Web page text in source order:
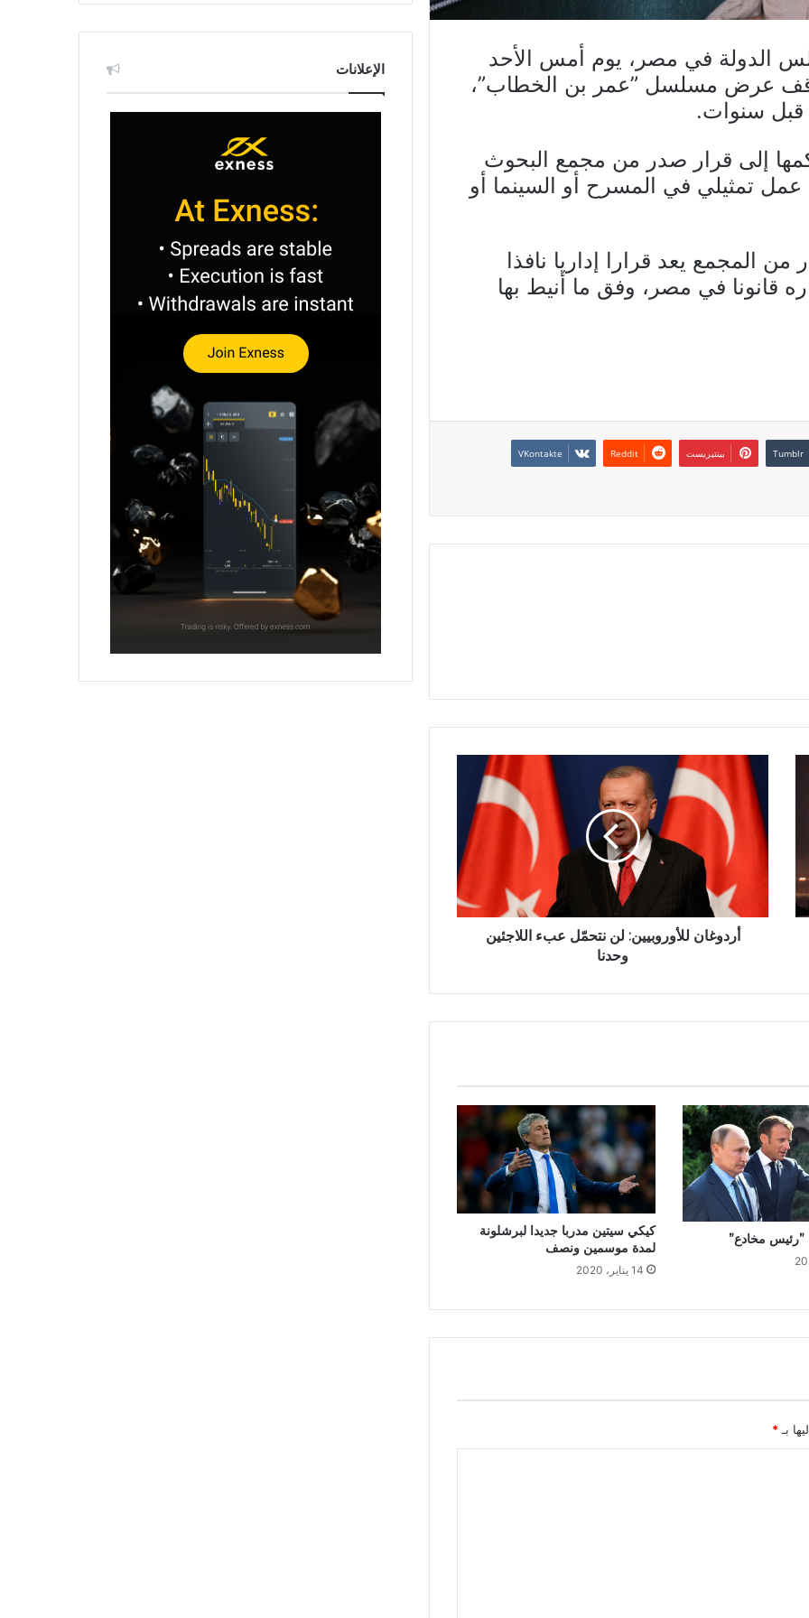
الدولة في مصر، يوم أمس الأحد
دعوى وقف عرض مسلسل ”عمر بن الخطاب”،
قبل سنوات.
إلى قرار صدر من مجمع البحوث
أي عمل تمثيلي في المسرح أو السينما أو
المجمع يعد قرارا إداريا نافذا
قانونا في مصر، وفق ما أنيط بها
بينتيريست
أردوغان للأوروبيين: لن نتحمّل عبء اللاجئين
وحدنا
”رئيس مخادع”
كيكي سيتين مدربا جديدا لبرشلونة
لمدة موسمين ونصف
14 يناير، 2020
بـ*
الإعلانات